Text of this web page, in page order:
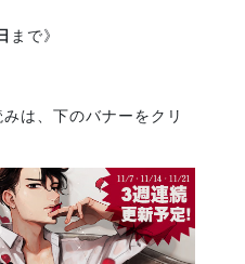
まで》
は、下のバナーをクリ